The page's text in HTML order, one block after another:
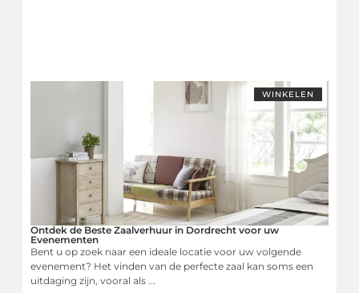
WINKELEN
Ontdek de Beste Zaalverhuur in Dordrecht voor uw
Evenementen
Bent u op zoek naar een ideale locatie voor uw volgende
evenement? Het vinden van de perfecte zaal kan soms een
uitdaging zijn, vooral als ...